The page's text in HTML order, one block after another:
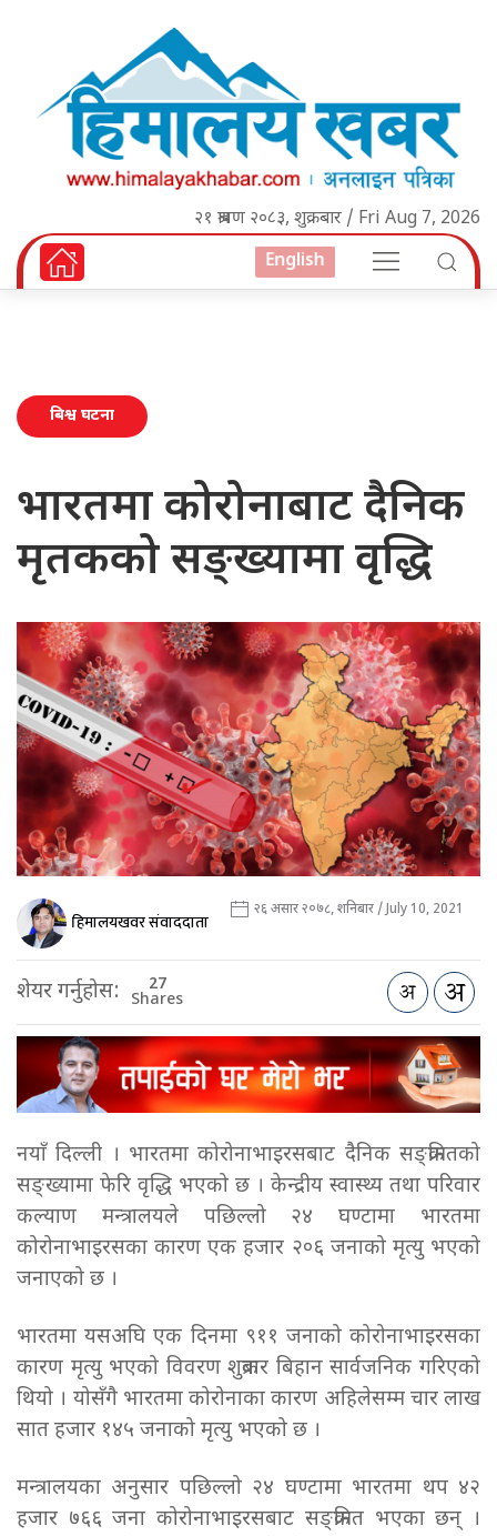
२१ श्रावण २०८३, शुक्रबार / Fri Aug 7, 2026
English
बिश्व घटना
भारतमा कोरोनाबाट दैनिक
मृतकको सङ्ख्यामा वृद्धि
हिमालयखवर संवाददाता २६ असार २०७८, शनिबार / July 10, 2021
शेयर गर्नुहोस: 27
Shares
नयाँ दिल्ली । भारतमा कोरोनाभाइरसबाट दैनिक सङ्क्रमितको
सङ्ख्यामा फेरि वृद्धि भएको छ । केन्द्रीय स्वास्थ्य तथा परिवार
कल्याण मन्त्रालयले पछिल्लो २४ घण्टामा भारतमा
कोरोनाभाइरसका कारण एक हजार २०६ जनाको मृत्यु भएको
जनाएको छ ।
भारतमा यसअघि एक दिनमा ९११ जनाको कोरोनाभाइरसका
कारण मृत्यु भएको विवरण शुक्रबार बिहान सार्वजनिक गरिएको
थियो । योसँगै भारतमा कोरोनाका कारण अहिलेसम्म चार लाख
सात हजार १४५ जनाको मृत्यु भएको छ ।
मन्त्रालयका अनुसार पछिल्लो २४ घण्टामा भारतमा थप ४२
हजार ७६६ जना कोरोनाभाइरसबाट सङ्क्रमित भएका छन् ।